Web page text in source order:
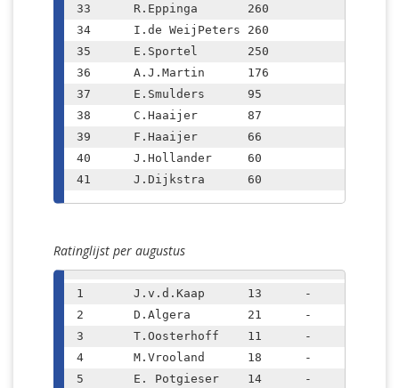
33	R.Eppinga	260
34	I.de WeijPeters	260
35	E.Sportel	250
36	A.J.Martin	176
37	E.Smulders	95
38	C.Haaijer	87
39	F.Haaijer	66
40	J.Hollander	60
41	J.Dijkstra	60
Ratinglijst per augustus
1	J.v.d.Kaap	13	-	2047	(+6)
2	D.Algera	21	-	1831	(-80)
3	T.Oosterhoff	11	-	1803	(+46)
4	M.Vrooland	18	-	1790	(+208)
5	E. Potgieser	14	-	1762	(+34)